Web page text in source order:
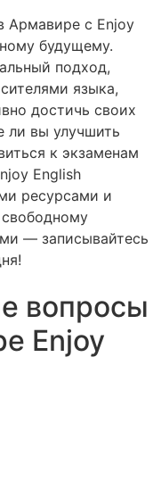
Армавире с Enjoy
будущему.
подход,
языка,
достичь своих
ли вы улучшить
к экзаменам
English
ресурсами и
— записывайтесь
вопросы
Enjoy